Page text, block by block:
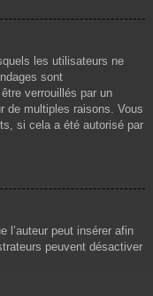
les utilisateurs ne
sont
verrouillés par un
de multiples raisons. Vous
si cela a été autorisé par
l’auteur peut insérer afin
peuvent désactiver